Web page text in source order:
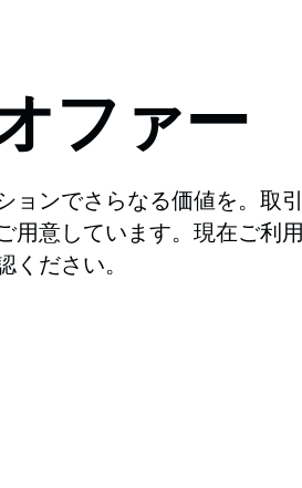
ファー
ョンでさらなる価値を。取
用意しています。現在ご利
ください。